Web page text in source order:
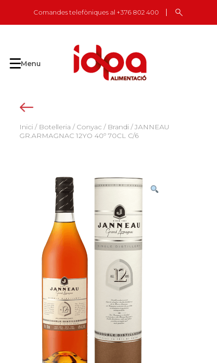
content
Comandes telefòniques al +376 802 400
Menu
Inici / Botelleria / Conyac / Brandi / JANNEAU
GR.ARMAGNAC 12YO 40º 70CL C/6